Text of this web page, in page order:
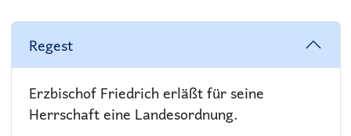
Regest
Erzbischof Friedrich erläßt für seine
Herrschaft eine Landesordnung.